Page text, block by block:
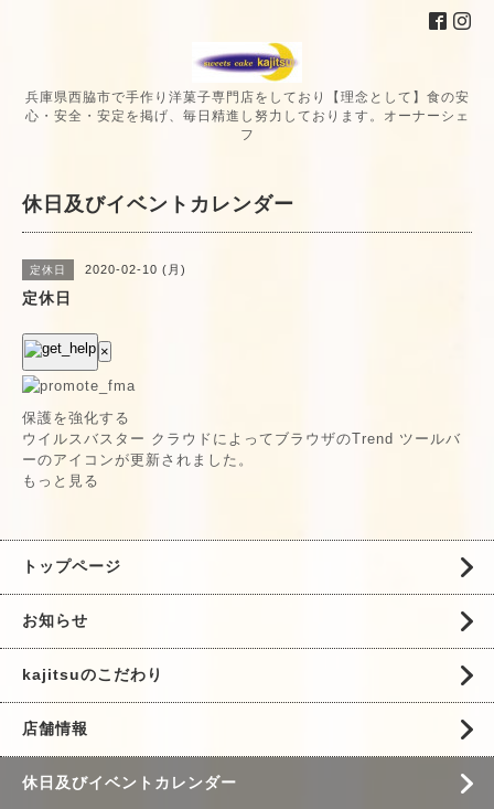
兵庫県西脇市で手作り洋菓子専門店をしており【理念として】食の安
心・安全・安定を掲げ、毎日精進し努力しております。オーナーシェ
フ
休日及びイベントカレンダー
定休日 2020-02-10 (月)
定休日
×
保護を強化する
ウイルスバスター クラウドによってブラウザのTrend ツールバ
ーのアイコンが更新されました。
もっと見る
トップページ
お知らせ
kajitsuのこだわり
店舗情報
休日及びイベントカレンダー